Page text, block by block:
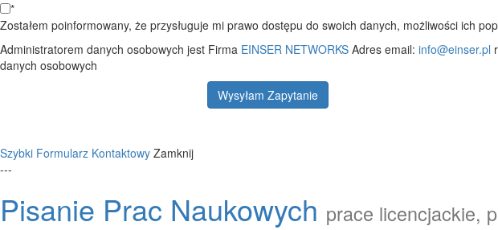
*
Zostałem poinformowany, że przysługuje mi prawo dostępu do swoich danych, możliwości ich
Administratorem danych osobowych jest Firma EINSER NETWORKS Adres email: info@einser.pl
danych osobowych
Wysyłam Zapytanie
Szybki Formularz Kontaktowy Zamknij
---
Pisanie Prac Naukowych prace licencjackie,